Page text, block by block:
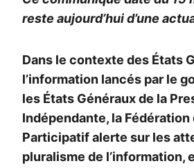
reste aujourd’hui d’une
Dans le contexte des États
l’information lancés par le
les États Généraux de la
Indépendante, la Fédération
Participatif alerte sur les
pluralisme de l’information,